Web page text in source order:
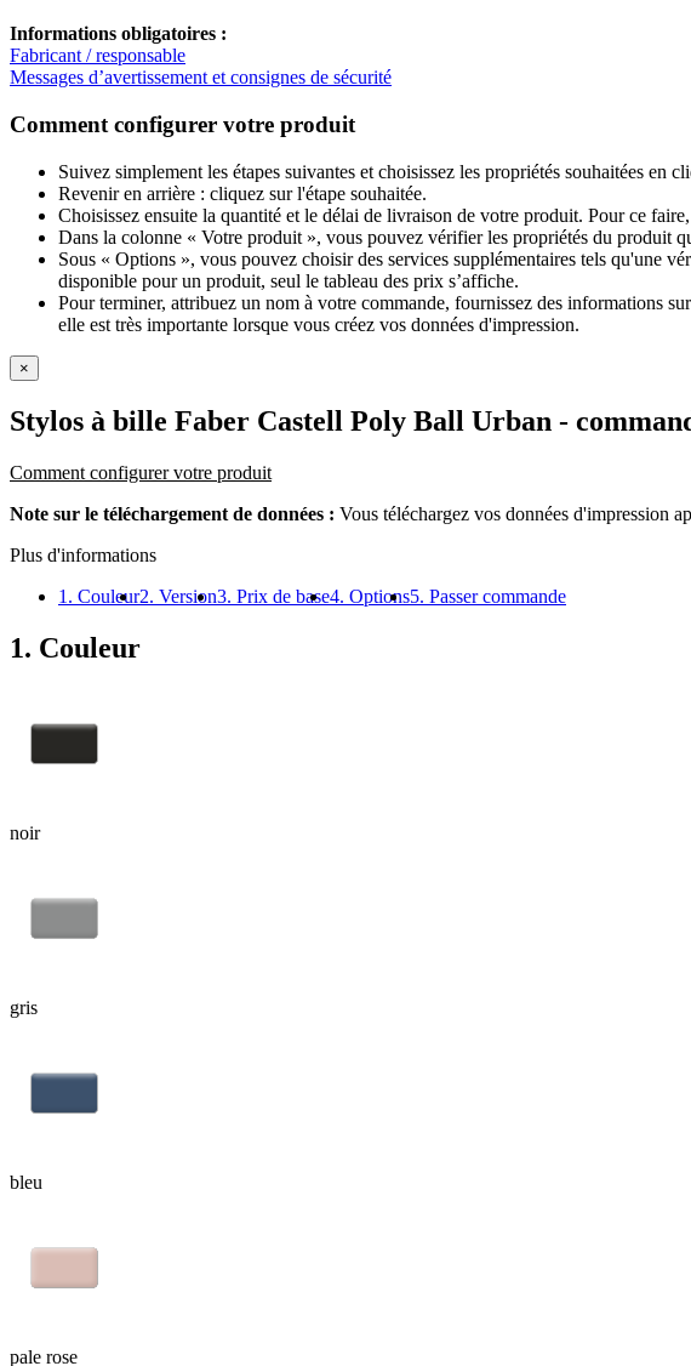
Informations obligatoires :
Fabricant / responsable
Messages d’avertissement et consignes de sécurité
Comment configurer votre produit
Suivez simplement les étapes suivantes et choisissez les propriétés souhaitées en
Revenir en arrière : cliquez sur l'étape souhaitée.
Choisissez ensuite la quantité et le délai de livraison de votre produit. Pour ce
Dans la colonne « Votre produit », vous pouvez vérifier les propriétés du produit
Sous « Options », vous pouvez choisir des services supplémentaires tels qu'une
disponible pour un produit, seul le tableau des prix s’affiche.
Pour terminer, attribuez un nom à votre commande, fournissez des informations
elle est très importante lorsque vous créez vos données d'impression.
×
Stylos à bille Faber Castell Poly Ball Urban -
Comment configurer votre produit
Note sur le téléchargement de données : Vous téléchargez vos données d'impression
Plus d'informations
1. Couleur2. Version3. Prix de base4. Options5. Passer commande
1. Couleur
noir
gris
bleu
pale rose